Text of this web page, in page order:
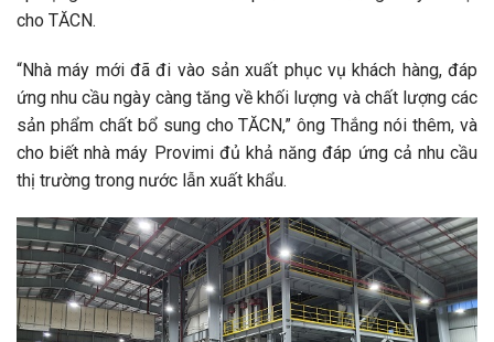
cho TĂCN.
“Nhà máy mới đã đi vào sản xuất phục vụ khách hàng, đáp
ứng nhu cầu ngày càng tăng về khối lượng và chất lượng các
sản phẩm chất bổ sung cho TĂCN,” ông Thắng nói thêm, và
cho biết nhà máy Provimi đủ khả năng đáp ứng cả nhu cầu
thị trường trong nước lẫn xuất khẩu.